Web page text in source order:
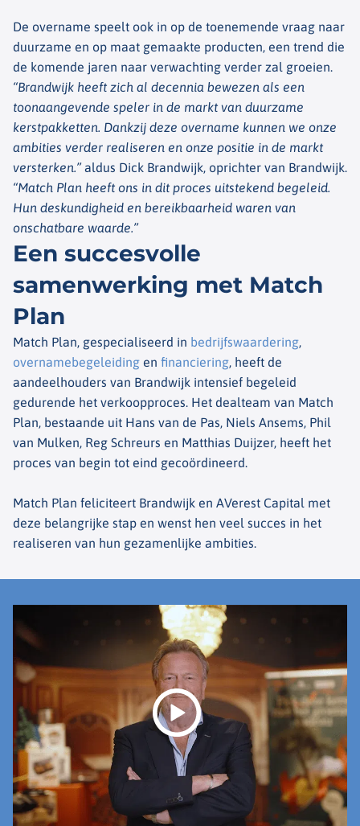
De overname speelt ook in op de toenemende vraag naar
duurzame en op maat gemaakte producten, een trend die
de komende jaren naar verwachting verder zal groeien.
“Brandwijk heeft zich al decennia bewezen als een
toonaangevende speler in de markt van duurzame
kerstpakketten. Dankzij deze overname kunnen we onze
ambities verder realiseren en onze positie in de markt
versterken.”aldus Dick Brandwijk, oprichter van Brandwijk.
“Match Plan heeft ons in dit proces uitstekend begeleid.
Hun deskundigheid en bereikbaarheid waren van
onschatbare waarde.”
Een succesvolle
samenwerking met Match
Plan
Match Plan, gespecialiseerd in bedrijfswaardering,
overnamebegeleiding en financiering, heeft de
aandeelhouders van Brandwijk intensief begeleid
gedurende het verkoopproces. Het dealteam van Match
Plan, bestaande uit Hans van de Pas, Niels Ansems, Phil
van Mulken, Reg Schreurs en Matthias Duijzer, heeft het
proces van begin tot eind gecoördineerd.
Match Plan feliciteert Brandwijk en AVerest Capital met
deze belangrijke stap en wenst hen veel succes in het
realiseren van hun gezamenlijke ambities.